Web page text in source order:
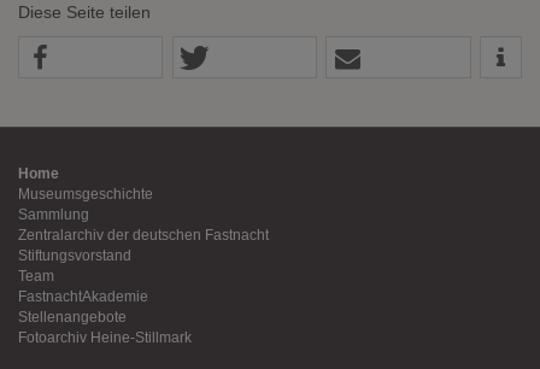
Diese Seite teilen
Home
Museumsgeschichte
Sammlung
Zentralarchiv der deutschen Fastnacht
Stiftungsvorstand
Team
FastnachtAkademie
Stellenangebote
Fotoarchiv Heine-Stillmark